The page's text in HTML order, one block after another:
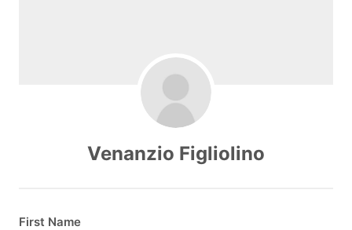
Venanzio Figliolino
First Name